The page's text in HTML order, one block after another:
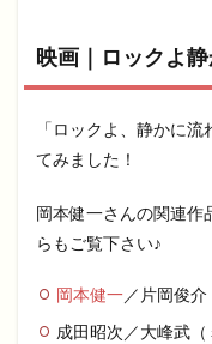
映画｜ロックよ
「ロックよ、静かに
てみました！
岡本健一さんの関連作
らもご覧下さい♪
岡本健一／片岡俊介
成田昭次／大峰武（